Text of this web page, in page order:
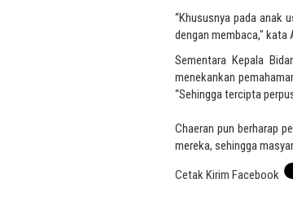
“Khususnya pada anak
dengan membaca," kata
Sementara Kepala
menekankan
“Sehingga tercipta
Chaeran pun berharap
mereka, sehingga
Cetak Kirim Facebook